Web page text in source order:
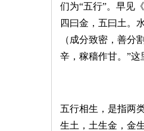
们为“五行”。早见
四曰金，五曰土。
（成分致密，善分
辛，稼穑作甘。”这
五行相生，是指两
生土，土生金，金